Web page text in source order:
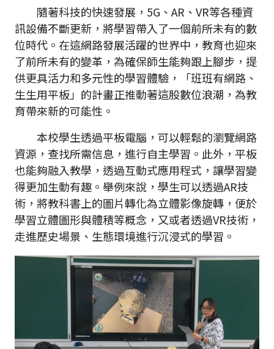
隨著科技的快速發展，5G、AR、VR等各種資
訊設備不斷更新，將學習帶入了一個前所未有的數
位時代。在這網路發展活躍的世界中，教育也迎來
了前所未有的變革，為確保師生能夠跟上腳步，提
供更具活力和多元性的學習體驗，「班班有網路、
生生用平板」的計畫正推動著這股數位浪潮，為教
育帶來新的可能性。
本校學生透過平板電腦，可以輕鬆的瀏覽網路
資源，查找所需信息，進行自主學習。此外，平板
也能夠融入教學，透過互動式應用程式，讓學習變
得更加生動有趣。舉例來說，學生可以透過AR技
術，將教科書上的圖片轉化為立體影像旋轉，便於
學習立體圖形與體積等概念，又或者透過VR技術，
走進歷史場景、生態環境進行沉浸式的學習。